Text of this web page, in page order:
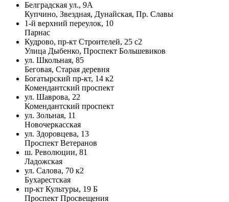
Белградская ул., 9А
Купчино, Звездная, Дунайская, Пр. Славы
1-й верхний переулок, 10
Парнас
Кудрово, пр-кт Строителей, 25 с2
Улица Дыбенко, Проспект Большевиков
ул. Школьная, 85
Беговая, Старая деревня
Богатырский пр-кт, 14 к2
Комендантский проспект
ул. Шаврова, 22
Комендантский проспект
ул. Зольная, 11
Новочеркасская
ул. Здоровцева, 13
Проспект Ветеранов
ш. Революции, 81
Ладожская
ул. Салова, 70 к2
Бухарестская
пр-кт Культуры, 19 Б
Проспект Просвещения